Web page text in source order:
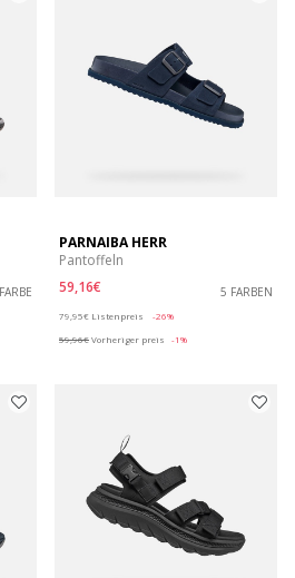
PARNAIBA HERR
Pantoffeln
59,16€
5 FARBEN
79,95€ Listenpreis
-26%
59,96€Vorheriger preis -1%